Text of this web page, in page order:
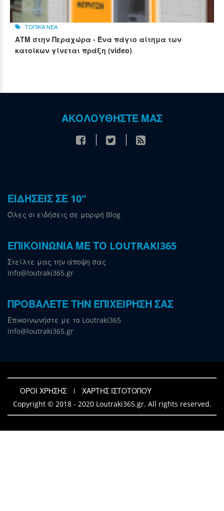
ΤΟΠΙΚΑ ΝΕΑ
ΑΤΜ στην Περαχώρα - Ένα πάγιο αίτημα των
κατοίκων γίνεται πράξη (video)
ΑΚΟΛΟΥΘΗΣΤΕ ΜΑΣ
ΕΙΔΗΣΕΙΣ ΣΕ 10"
Όλες οι ειδήσεις σε μορφή Blog
ΕΠΙΚΟΙΝΩΝΙΑ ΜΕ ΤΟ LOUTRAKI365
Στείλτε μας την άποψη σας
info@loutraki365.gr
ΠΡΟΒΑΛΕΤΕ ΤΗΝ ΕΠΙΧΕΙΡΗΣΗ ΣΑΣ
Επικοινωνήστε με το Loutraki365
info@loutraki365.gr
ΟΡΟΙ ΧΡΗΣΗΣ
ΧΑΡΤΗΣ ΙΣΤΟΤΟΠΟΥ
Copyright © 2018 - 2020 Loutraki365.gr. All rights reserved.